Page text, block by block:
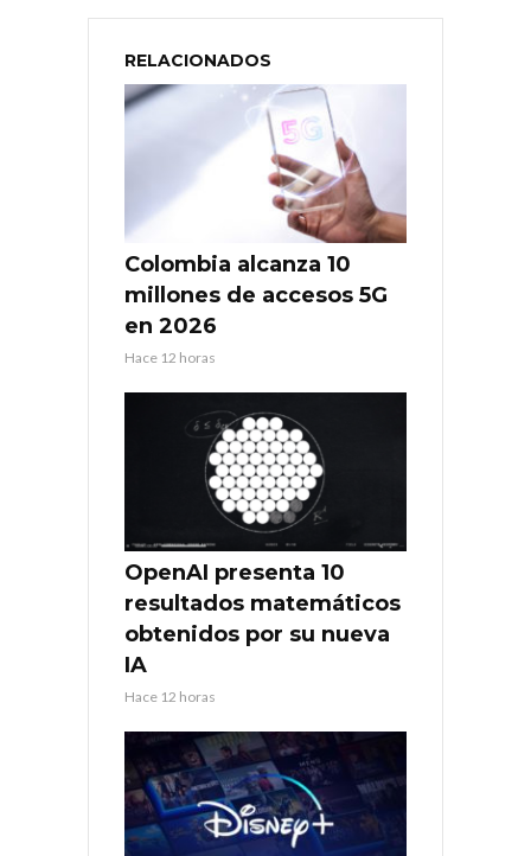
RELACIONADOS
Colombia alcanza 10
millones de accesos 5G
en 2026
Hace 12 horas
OpenAI presenta 10
resultados matemáticos
obtenidos por su nueva
IA
Hace 12 horas